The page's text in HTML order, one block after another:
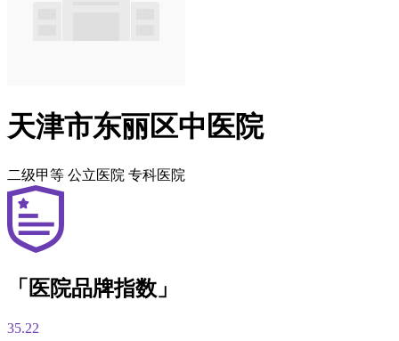
天津市东丽区中医院
二级甲等 公立医院 专科医院
「医院品牌指数」
35.22